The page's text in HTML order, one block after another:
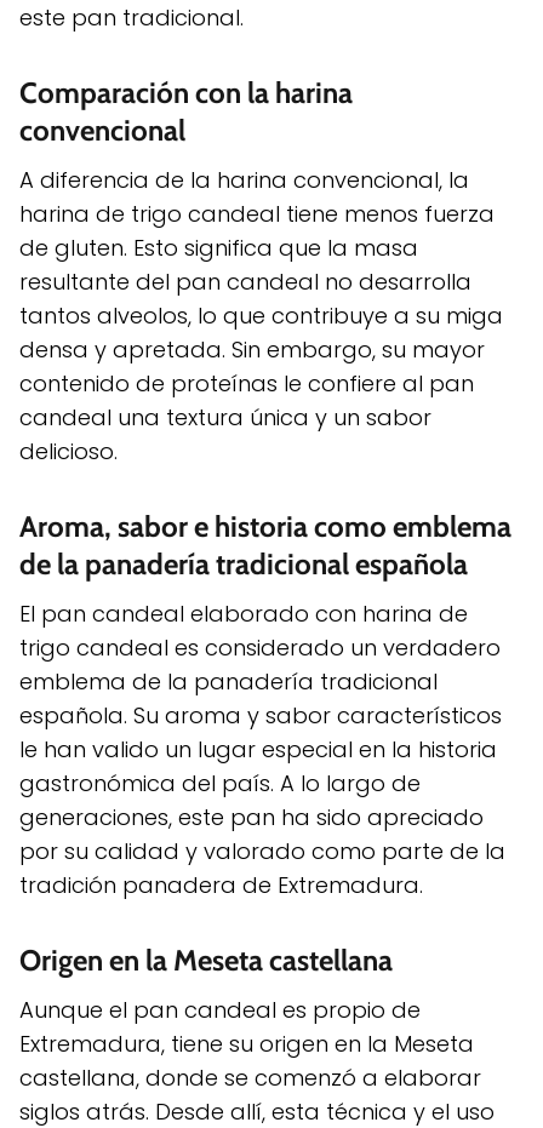
este pan tradicional.
Comparación con la harina
convencional
A diferencia de la harina convencional, la
harina de trigo candeal tiene menos fuerza
de gluten. Esto significa que la masa
resultante del pan candeal no desarrolla
tantos alveolos, lo que contribuye a su miga
densa y apretada. Sin embargo, su mayor
contenido de proteínas le confiere al pan
candeal una textura única y un sabor
delicioso.
Aroma, sabor e historia como emblema
de la panadería tradicional española
El pan candeal elaborado con harina de
trigo candeal es considerado un verdadero
emblema de la panadería tradicional
española. Su aroma y sabor característicos
le han valido un lugar especial en la historia
gastronómica del país. A lo largo de
generaciones, este pan ha sido apreciado
por su calidad y valorado como parte de la
tradición panadera de Extremadura.
Origen en la Meseta castellana
Aunque el pan candeal es propio de
Extremadura, tiene su origen en la Meseta
castellana, donde se comenzó a elaborar
siglos atrás. Desde allí, esta técnica y el uso